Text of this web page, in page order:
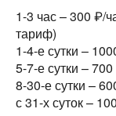
1-3 час – 300 ₽/
тариф)
1-4-е сутки –
5-7-е сутки – 700
8-30-е сутки –
с 31-х суток –